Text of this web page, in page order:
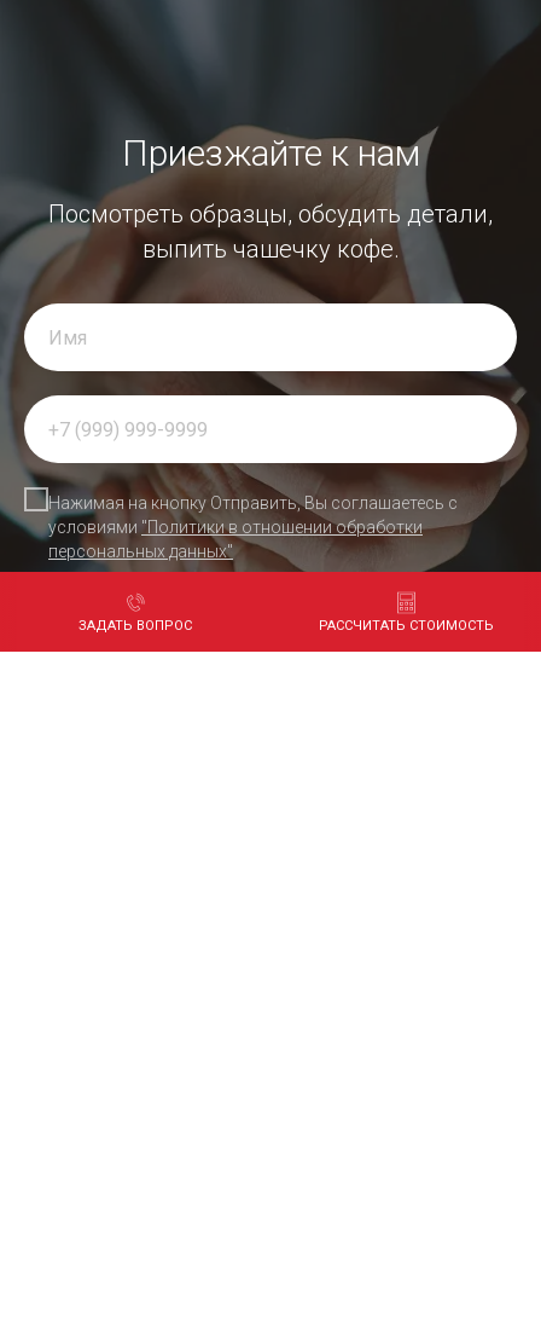
Приезжайте к нам
Посмотреть образцы, обсудить детали,
выпить чашечку кофе.
Нажимая на кнопку Отправить, Вы соглашаетесь с
условиями "Политики в отношении обработки
персональных данных"
ЗАПЛАНИРОВАТЬ ВСТРЕЧУ
ЗАДАТЬ ВОПРОС РАССЧИТАТЬ СТОИМОСТЬ